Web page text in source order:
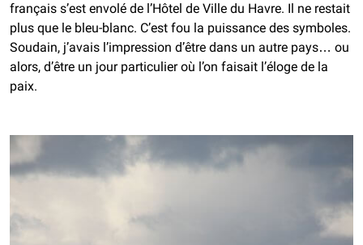
français s’est envolé de l’Hôtel de Ville du Havre. Il ne restait
plus que le bleu-blanc. C’est fou la puissance des symboles.
Soudain, j’avais l’impression d’être dans un autre pays… ou
alors, d’être un jour particulier où l’on faisait l’éloge de la
paix.